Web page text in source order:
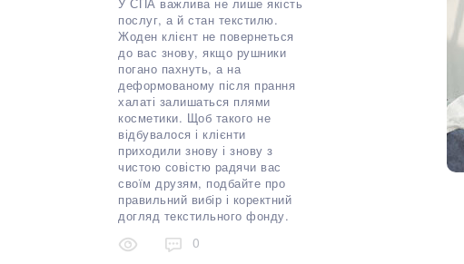
послуг, а й стан текстилю.
Жоден клієнт не повернеться
до вас знову, якщо рушники
погано пахнуть, а на
деформованому після прання
халаті залишаться плями
косметики. Щоб такого не
відбувалося і клієнти
приходили знову і знову з
чистою совістю радячи вас
своїм друзям, подбайте про
правильний вибір і коректний
догляд текстильного фонду.
0